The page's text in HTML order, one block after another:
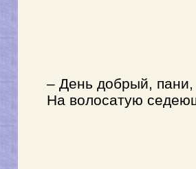
– День добрый, пани,
На волосатую